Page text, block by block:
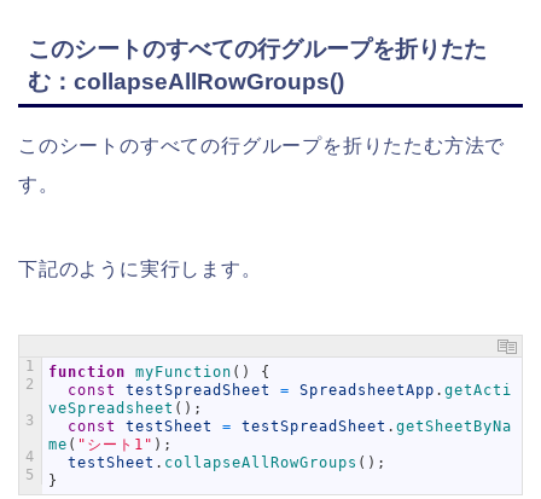
このシートのすべての行グループを折りたた
む：collapseAllRowGroups()
このシートのすべての行グループを折りたたむ方法で
す。
下記のように実行します。
1
2
3
4
5
function myFunction ( )
{
const
testSpreadSheet = SpreadsheetApp . getActi
veSpreadsheet ( ) ;
const
testSheet = testSpreadSheet . getSheetByNa
me ( "シート1" ) ;
testSheet . collapseAllRowGroups ( ) ;
}